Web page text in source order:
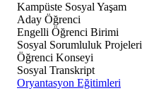
Kampüste Sosyal Yaşam
Aday Öğrenci
Engelli Öğrenci Birimi
Sosyal Sorumluluk Projeleri
Öğrenci Konseyi
Sosyal Transkript
Oryantasyon Eğitimleri